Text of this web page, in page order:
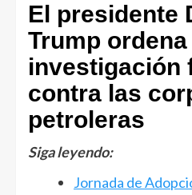
El presidente
Trump
investigación
contra las
petroleras
Siga leyendo:
Jornada de